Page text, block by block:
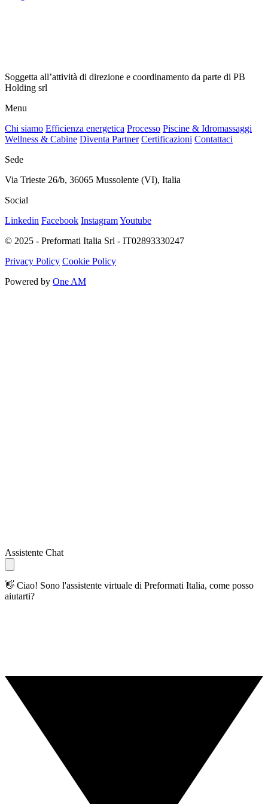
Soggetta all’attività di direzione e coordinamento da parte di PB
Holding srl
Menu
Chi siamo Efficienza energetica Processo Piscine & Idromassaggi
Wellness & Cabine Diventa Partner Certificazioni Contattaci
Sede
Via Trieste 26/b, 36065 Mussolente (VI), Italia
Social
Linkedin Facebook InstagramYoutube
© 2025 - Preformati Italia Srl - IT02893330247
Privacy Policy Cookie Policy
Powered by One AM
Assistente Chat
👋 Ciao! Sono l'assistente virtuale di Preformati Italia, come posso
aiutarti?